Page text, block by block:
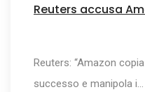
Reuters accusa
Reuters: “Amazon
successo e manipola i…